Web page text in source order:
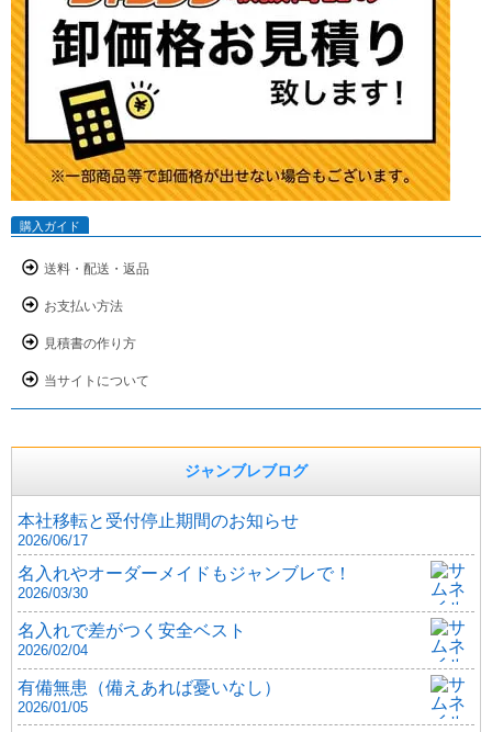
購入ガイド
送料・配送・返品
お支払い方法
見積書の作り方
当サイトについて
ジャンブレブログ
本社移転と受付停止期間のお知らせ
2026/06/17
名入れやオーダーメイドもジャンブレで！
2026/03/30
名入れで差がつく安全ベスト
2026/02/04
有備無患（備えあれば憂いなし）
2026/01/05